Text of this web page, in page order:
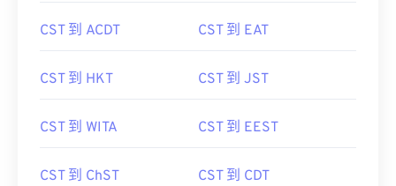
CST 到 ACDT CST 到 EAT
CST 到 HKT CST 到 JST
CST 到 WITA CST 到 EEST
CST 到 ChST CST 到 CDT